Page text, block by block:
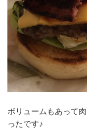
ボリュームもあって
ったです♪